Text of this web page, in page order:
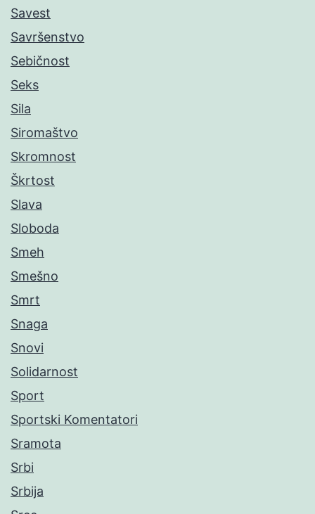
Savest
Savršenstvo
Sebičnost
Seks
Sila
Siromaštvo
Skromnost
Škrtost
Slava
Sloboda
Smeh
Smešno
Smrt
Snaga
Snovi
Solidarnost
Sport
Sportski Komentatori
Sramota
Srbi
Srbija